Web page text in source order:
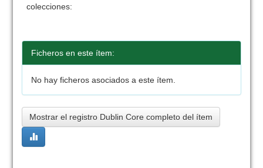
colecciones:
Ficheros en este ítem:
No hay ficheros asociados a este ítem.
Mostrar el registro Dublin Core completo del ítem